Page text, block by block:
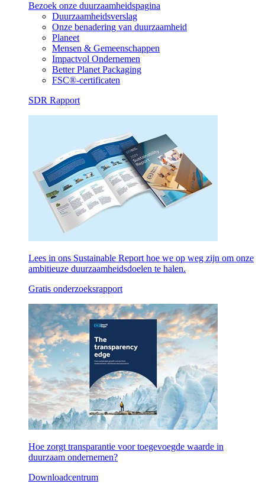
Bezoek onze duurzaamheidspagina
Duurzaamheidsverslag
Onze benadering van duurzaamheid
Planeet
Mensen & Gemeenschappen
Impactvol Ondernemen
Better Planet Packaging
FSC®-certificaten
SDR Rapport
Lees in ons Sustainable Report hoe we op weg zijn om onze
ambitieuze duurzaamheidsdoelen te halen.
Gratis onderzoeksrapport
Hoe zorgt transparantie voor toegevoegde waarde in
duurzaam ondernemen?
Downloadcentrum